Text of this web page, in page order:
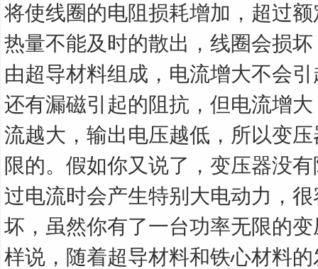
将使线圈的电阻损耗增加，超过
热量不能及时的散出，线圈会损
由超导材料组成，电流增大不会
还有漏磁引起的阻抗，但电流增
流越大，输出电压越低，所以变
限的。假如你又说了，变压器没
过电流时会产生特别大电动力，
坏，虽然你有了一台功率无限的
样说，随着超导材料和铁心材料